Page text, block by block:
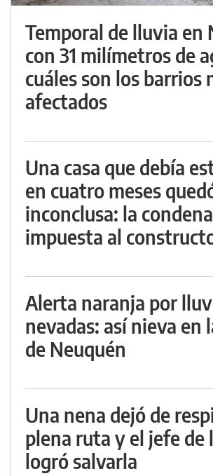
Temporal de lluvia en
con 31 milímetros de
cuáles son los barrios
afectados
Una casa que debía
en cuatro meses
inconclusa: la condena
impuesta al
Alerta naranja por
nevadas: así nieva en
de Neuquén
Una nena dejó de
plena ruta y el jefe de
logró salvarla